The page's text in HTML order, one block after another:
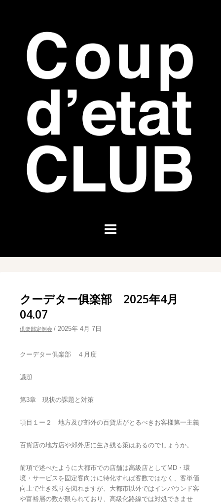
クーデター俱楽部 2025年4月
04.07
倶楽部定例会 / 2025年 4月 7日
クーデター俱楽部 ４月度
議題
第3章 現状の課題と対策
項目１ー２ 地方及び郊外の百貨店がとるべきお客様第一主義
百貨店の地方店や郊外店に生き残る策はあるのでしょうか。
前項で述べたように大都市での店舗は高級店としてMD・環
境・サービスを固定客向けに特化すれば客数ではなく、客単価
向上で生き残りを図れますが、大都市以外ではインバウンド客
や富裕層の数が限られており、高級化路線では対処できませ